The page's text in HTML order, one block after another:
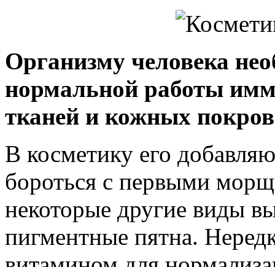
Организму человека
нормальной работы
тканей и кожных
В косметику его
бороться с первыми
некоторые другие виды
пигментные пятна.